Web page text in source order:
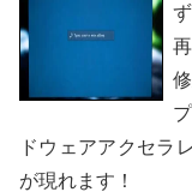
ドウェアアクセラ
が現れます！